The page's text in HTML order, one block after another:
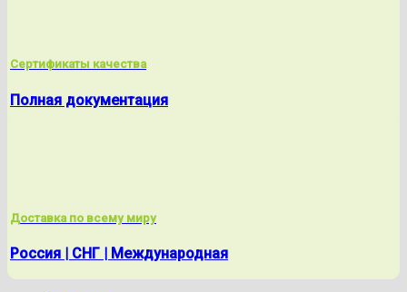
Сертификаты качества
Полная документация
Доставка по всему миру
Россия | СНГ | Международная